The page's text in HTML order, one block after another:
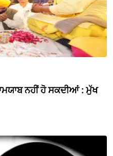
ਨਹੀਂ ਹੋ ਸਕਦੀਆਂ : ਮੁੱਖ